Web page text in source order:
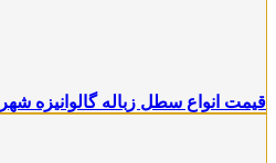
قیمت انواع سطل زباله گالوانیزه